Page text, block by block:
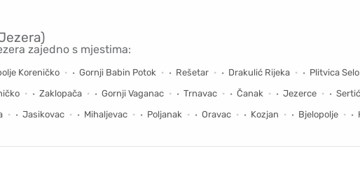
zajedno s mjestima:
Koreničko Gornji Babin Potok Rešetar Drakulić Rijeka
Plitvica Selo
Zaklopača Gornji Vaganac Trnavac Čanak Jezerce
Jasikovac Mihaljevac Poljanak Oravac Kozjan Bjelopolje